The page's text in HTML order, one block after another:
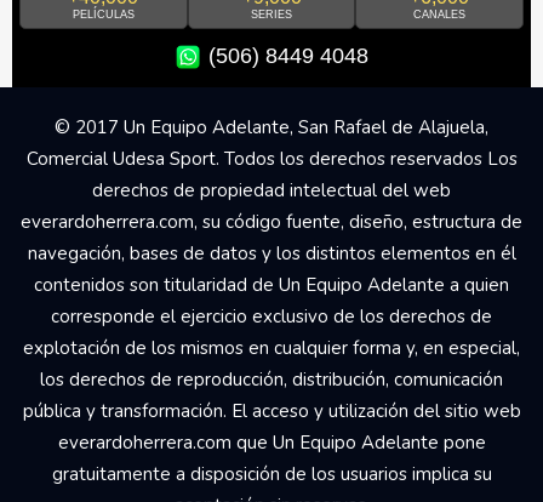
PELÍCULAS SERIES CANALES
(506) 8449 4048
© 2017 Un Equipo Adelante, San Rafael de Alajuela,
Comercial Udesa Sport. Todos los derechos reservados Los
derechos de propiedad intelectual del web
everardoherrera.com, su código fuente, diseño, estructura de
navegación, bases de datos y los distintos elementos en él
contenidos son titularidad de Un Equipo Adelante a quien
corresponde el ejercicio exclusivo de los derechos de
explotación de los mismos en cualquier forma y, en especial,
los derechos de reproducción, distribución, comunicación
pública y transformación. El acceso y utilización del sitio web
everardoherrera.com que Un Equipo Adelante pone
gratuitamente a disposición de los usuarios implica su